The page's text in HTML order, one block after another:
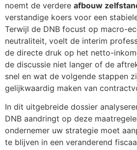
noemt de verdere afbouw
verstandige koers voor een
Terwijl de DNB focust op macro-
neutraliteit, voelt de interim
de directe druk op het netto-
de discussie niet langer of de
snel en wat de volgende stappen
gelijkwaardig maken van
In dit uitgebreide dossier
DNB aandringt op deze
ondernemer uw strategie moet
te blijven in een veranderend